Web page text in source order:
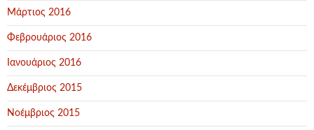
Μάρτιος 2016
Φεβρουάριος 2016
Ιανουάριος 2016
Δεκέμβριος 2015
Νοέμβριος 2015